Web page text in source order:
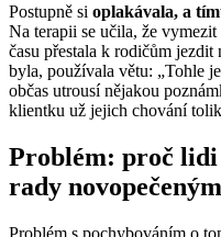
Postupně si oplakávala, a
Na terapii se učila, že vymezit
času přestala k rodičům jezdit
byla, používala větu: „Tohle
občas utrousí nějakou
klientku už jejich chování
Problém: proč lidi
rady
Problém s pochybováním o